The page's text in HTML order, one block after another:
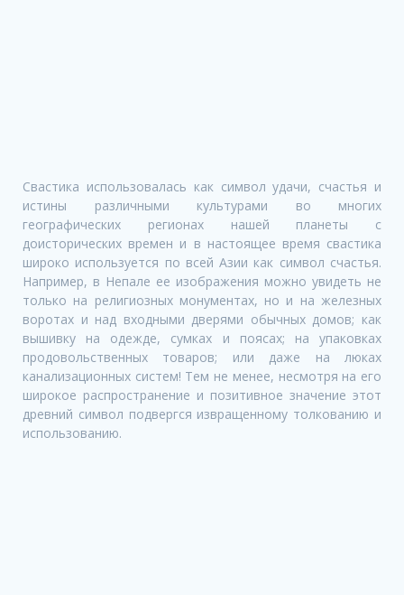
Свастика использовалась как символ удачи, счастья и
истины различными культурами во многих
географических регионах нашей планеты с
доисторических времен и в настоящее время свастика
широко используется по всей Азии как символ счастья.
Например, в Непале ее изображения можно увидеть не
только на религиозных монументах, но и на железных
воротах и над входными дверями обычных домов; как
вышивку на одежде, сумках и поясах; на упаковках
продовольственных товаров; или даже на люках
канализационных систем! Тем не менее, несмотря на его
широкое распространение и позитивное значение этот
древний символ подвергся извращенному толкованию и
использованию.